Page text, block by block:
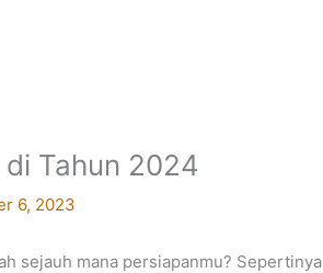
Tahun 2024
6, 2023
sejauh mana persiapanmu? Sepertinya